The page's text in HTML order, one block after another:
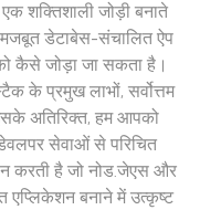
शक्तिशाली जोड़ी बनाते
डेटाबेस-संचालित ऐप
कैसे जोड़ा जा सकता है।
के प्रमुख लाभों, सर्वोत्तम
अतिरिक्त, हम आपको
सेवाओं से परिचित
करती है जो नोड.जेएस और
एप्लिकेशन बनाने में उत्कृष्ट